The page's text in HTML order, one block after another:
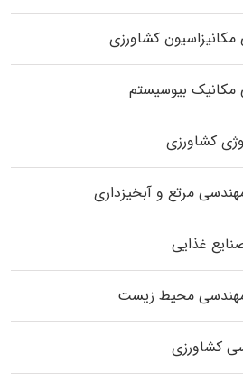
کشاورزی
مکانیک بیوسیستم
کشاورزی
مرتع و آبخیزداری
غذایی
مهندسی محیط زیست
کشاورزی